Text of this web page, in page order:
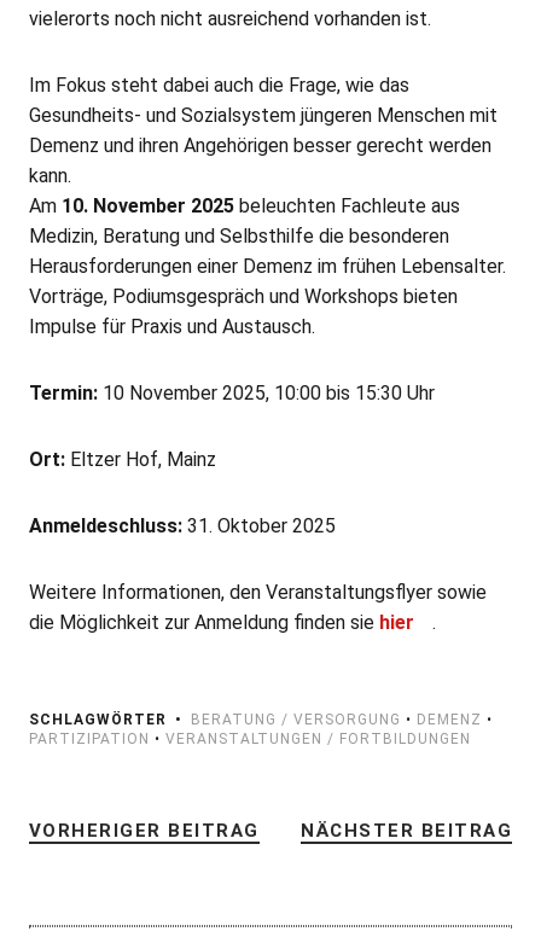
vielerorts noch nicht ausreichend vorhanden ist.
Im Fokus steht dabei auch die Frage, wie das
Gesundheits- und Sozialsystem jüngeren Menschen mit
Demenz und ihren Angehörigen besser gerecht werden
kann.
Am 10. November 2025beleuchten Fachleute aus
Medizin, Beratung und Selbsthilfe die besonderen
Herausforderungen einer Demenz im frühen Lebensalter.
Vorträge, Podiumsgespräch und Workshops bieten
Impulse für Praxis und Austausch.
Termin:10 November 2025, 10:00 bis 15:30 Uhr
Ort:Eltzer Hof, Mainz
Anmeldeschluss: 31. Oktober 2025
Weitere Informationen, den Veranstaltungsflyer sowie
die Möglichkeit zur Anmeldung finden sie hier .
SCHLAGWÖRTER BERATUNG / VERSORGUNG • DEMENZ •
PARTIZIPATION • VERANSTALTUNGEN / FORTBILDUNGEN
VORHERIGER BEITRAG NÄCHSTER BEITRAG